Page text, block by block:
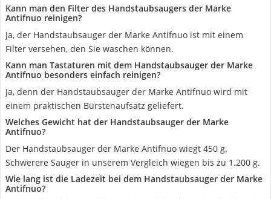
Kann man den Filter des Handstaubsaugers der Marke
Antifnuo reinigen?
Ja, der Handstaubsauger der Marke Antifnuo ist mit einem
Filter versehen, den Sie waschen können.
Kann man Tastaturen mit dem Handstaubsauger der Marke
Antifnuo besonders einfach reinigen?
Ja, denn der Handstaubsauger der Marke Antifnuo wird mit
einem praktischen Bürstenaufsatz geliefert.
Welches Gewicht hat der Handstaubsauger der Marke
Antifnuo?
Der Handstaubsauger der Marke Antifnuo wiegt 450 g.
Schwerere Sauger in unserem Vergleich wiegen bis zu 1.200 g.
Wie lang ist die Ladezeit bei dem Handstaubsauger der Marke
Antifnuo?